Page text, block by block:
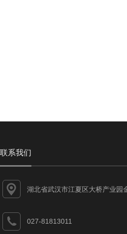
联系我们
湖北省武汉市江夏区大桥产业园
027-81813011